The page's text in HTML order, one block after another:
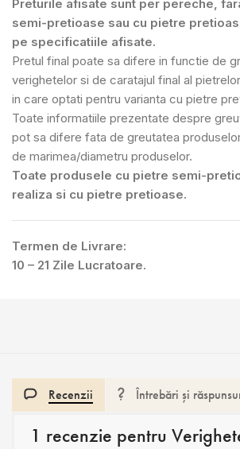
Preturile afisate sunt per pereche,
semi-pretioase sau cu pietre
pe specificatiile afisate.
Pretul final poate sa difere in functie de
verighetelor si de caratajul final al
in care optati pentru varianta cu pietre
Toate informatiile prezentate despre
pot sa difere fata de greutatea
de marimea/diametru produselor.
Toate produsele cu pietre semi-
realiza si cu pietre pretioase.
Termen de Livrare:
10 – 21 Zile Lucratoare.
Recenzii Întrebări și
1 recenzie pentru